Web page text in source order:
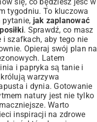
tygodniu. To kluczowa
pytanie, jak zaplanować
. Sprawdź, co masz
i szafkach, aby tego nie
Opieraj swój plan na
Latem
i papryka są tanie i
warzywa
i dynia. Gotowanie
natury jest nie tylko
Warto
inspiracji na zdrowe